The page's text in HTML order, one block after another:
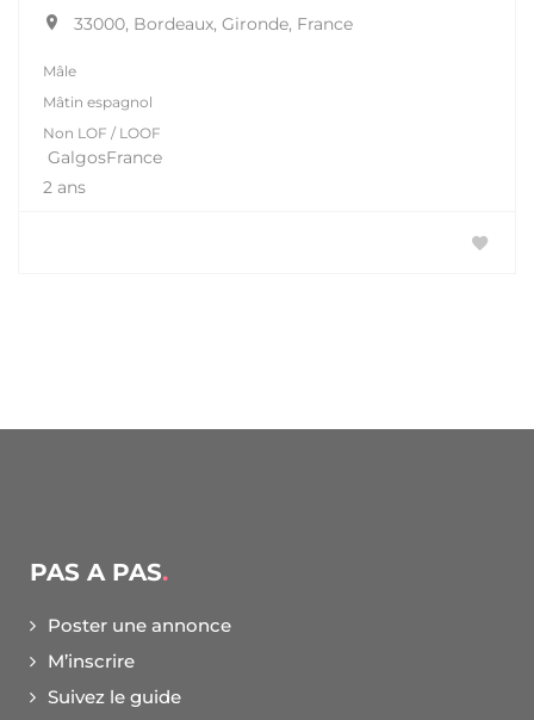
33000, Bordeaux, Gironde, France
Mâle
Mâtin espagnol
Non LOF / LOOF
GalgosFrance
2 ans
PAS A PAS
Poster une annonce
M’inscrire
Suivez le guide